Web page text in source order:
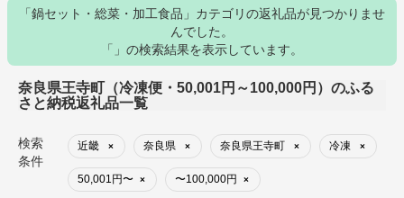
「鍋セット・総菜・加工食品」カテゴリの返礼品が見つかりませ
んでした。
「」の検索結果を表示しています。
奈良県王寺町（冷凍便・50,001円～100,000円）のふる
さと納税返礼品一覧
検索
条件
近畿 × 奈良県 × 奈良県王寺町 × 冷凍 ×
50,001円〜 × 〜100,000円 ×